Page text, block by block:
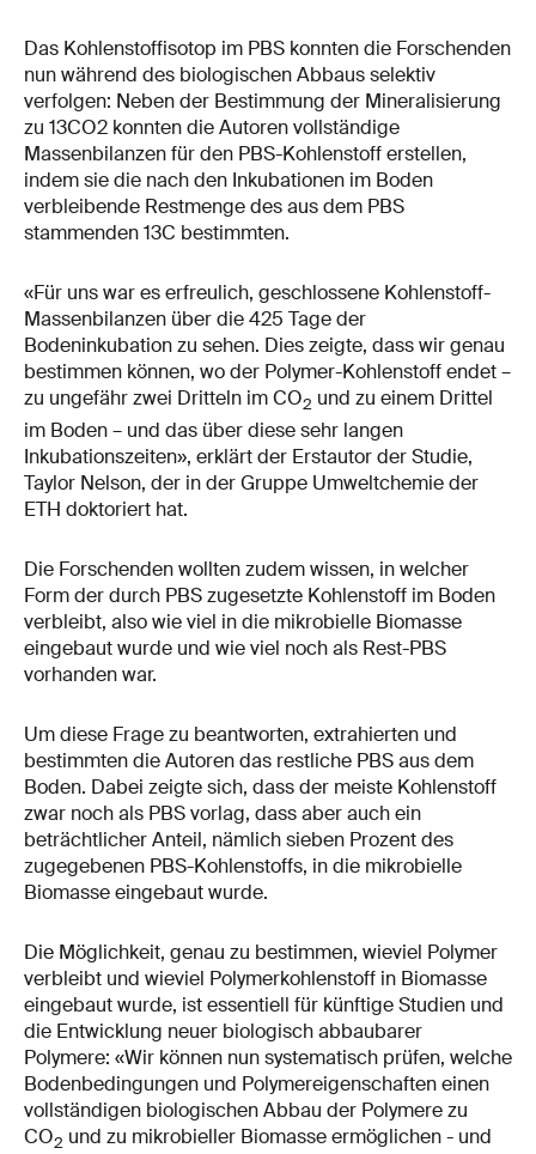
Das Kohlenstoffisotop im PBS konnten die Forschenden
nun während des biologischen Abbaus selektiv
verfolgen: Neben der Bestimmung der Mineralisierung
zu 13CO2 konnten die Autoren vollständige
Massenbilanzen für den PBS-​Kohlenstoff erstellen,
indem sie die nach den Inkubationen im Boden
verbleibende Restmenge des aus dem PBS
stammenden 13C bestimmten.
«Für uns war es erfreulich, geschlossene Kohlenstoff-​
Massenbilanzen über die 425 Tage der
Bodeninkubation zu sehen. Dies zeigte, dass wir genau
bestimmen können, wo der Polymer-​Kohlenstoff endet –
zu ungefähr zwei Dritteln im CO2 und zu einem Drittel
im Boden – und das über diese sehr langen
Inkubationszeiten», erklärt der Erstautor der Studie,
Taylor Nelson, der in der Gruppe Umweltchemie der
ETH doktoriert hat.
Die Forschenden wollten zudem wissen, in welcher
Form der durch PBS zugesetzte Kohlenstoff im Boden
verbleibt, also wie viel in die mikrobielle Biomasse
eingebaut wurde und wie viel noch als Rest-​​PBS
vorhanden war.
Um diese Frage zu beantworten, extrahierten und
bestimmten die Autoren das restliche PBS aus dem
Boden. Dabei zeigte sich, dass der meiste Kohlenstoff
zwar noch als PBS vorlag, dass aber auch ein
beträchtlicher Anteil, nämlich sieben Prozent des
zugegebenen PBS-​​Kohlenstoffs, in die mikrobielle
Biomasse eingebaut wurde.
Die Möglichkeit, genau zu bestimmen, wieviel Polymer
verbleibt und wieviel Polymerkohlenstoff in Biomasse
eingebaut wurde, ist essentiell für künftige Studien und
die Entwicklung neuer biologisch abbaubarer
Polymere: «Wir können nun systematisch prüfen, welche
Bodenbedingungen und Polymereigenschaften einen
vollständigen biologischen Abbau der Polymere zu
CO2 und zu mikrobieller Biomasse ermöglichen - und